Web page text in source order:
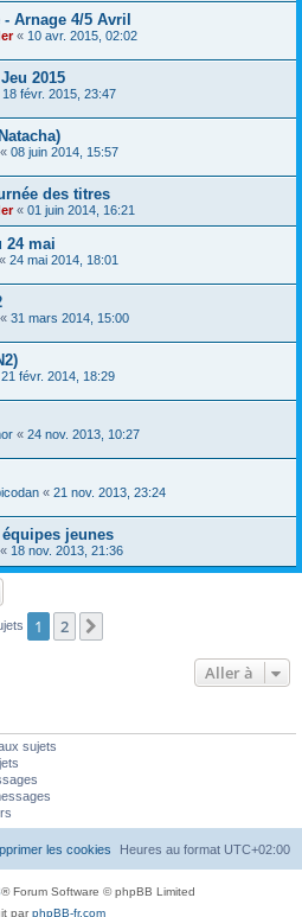
Arnage 4/5 Avril
« 10 avr. 2015, 02:02
2015
18 févr. 2015, 23:47
« 08 juin 2014, 15:57
des titres
« 01 juin 2014, 16:21
24 mai
« 24 mai 2014, 18:01
« 31 mars 2014, 15:00
21 févr. 2014, 18:29
« 24 nov. 2013, 10:27
« 21 nov. 2013, 23:24
jeunes
« 18 nov. 2013, 21:36
1 2
Aller à
sujets
Heures au format UTC+02:00
les cookies
® Forum Software © phpBB Limited
parphpBB-fr.com